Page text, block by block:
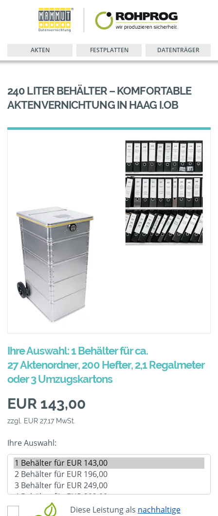
AKTEN FESTPLATTEN DATENTRÄGER
240 LITER BEHÄLTER – KOMFORTABLE
AKTENVERNICHTUNG IN HAAG I.OB
Ihre Auswahl: 1 Behälter für ca.
27 Aktenordner, 200 Hefter, 2,1 Regalmeter
oder 3 Umzugskartons
EUR 143,00
zzgl. EUR 27,17 MwSt.
Ihre Auswahl:
Diese Leistung als nachhaltige